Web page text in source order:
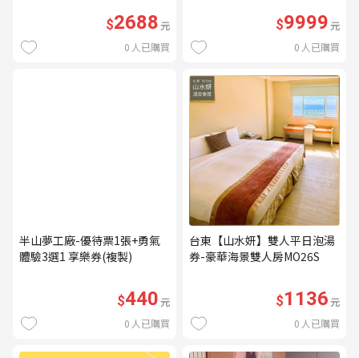
$2688元
0 人已購買
優惠券（無補色） (MO)
$9999元
0 人已購買
半山夢工廠-優待票1張+勇氣
體驗3選1 享樂券(複製)
$440元
0 人已購買
台東【山水妍】雙人平日泡湯
券-豪華海景雙人房MO26S
$1136元
0 人已購買